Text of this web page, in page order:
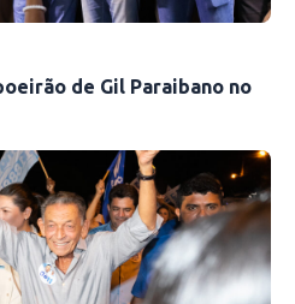
de Gil Paraibano no